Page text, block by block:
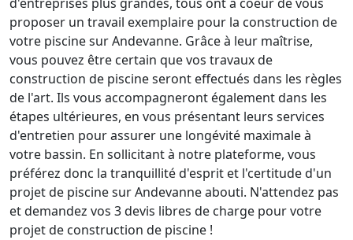
proposer un travail exemplaire pour la construction de
votre piscine sur Andevanne. Grâce à leur maîtrise,
vous pouvez être certain que vos travaux de
construction de piscine seront effectués dans les règles
de l'art. Ils vous accompagneront également dans les
étapes ultérieures, en vous présentant leurs services
d'entretien pour assurer une longévité maximale à
votre bassin. En sollicitant à notre plateforme, vous
préférez donc la tranquillité d'esprit et l'certitude d'un
projet de piscine sur Andevanne abouti. N'attendez pas
et demandez vos 3 devis libres de charge pour votre
projet de construction de piscine !